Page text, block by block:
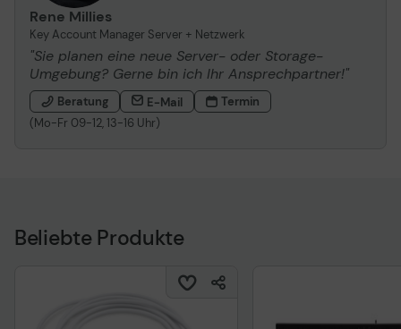
Rene Millies
Key Account Manager Server + Netzwerk
"Sie planen eine neue Server- oder Storage-
Umgebung? Gerne bin ich Ihr Ansprechpartner!"
Beratung E-Mail
Termin
(Mo-Fr 09-12, 13-16 Uhr)
Beliebte Produkte